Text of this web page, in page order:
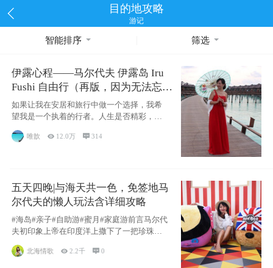
目的地攻略
游记
智能排序 筛选
伊露心程——马尔代夫 伊露岛 Iru
Fushi 自由行（再版，因为无法忘却
的留恋）
如果让我在安居和旅行中做一个选择，我希
望我是一个执着的行者。人生是否精彩，都
源于自己
唯歆  12.0万  314
五天四晚|与海天共一色，免签地马
尔代夫的懒人玩法含详细攻略
#海岛#亲子#自助游#蜜月#家庭游前言马尔代
夫初印象上帝在印度洋上撒下了一把珍珠，
北海情歌 2.2千 0